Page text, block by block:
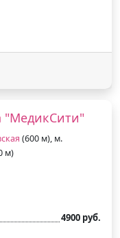
"МедикСити"
(600 м), м.
м)
4900 руб.